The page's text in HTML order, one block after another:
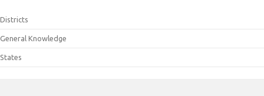
Districts
General Knowledge
States